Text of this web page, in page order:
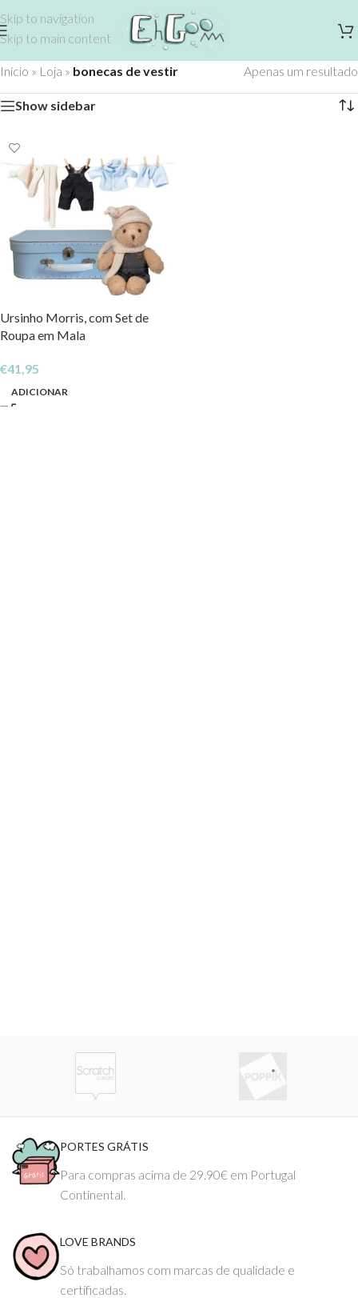
Skip to navigation
Skip to main content
Início » Loja » bonecas de vestir Apenas um resultado
Show sidebar
Ursinho Morris, com Set de
Roupa em Mala
€41,95
ADICIONAR
PORTES GRÁTIS
Para compras acima de 29.90€ em Portugal
Continental.
LOVE BRANDS
Só trabalhamos com marcas de qualidade e
certificadas.